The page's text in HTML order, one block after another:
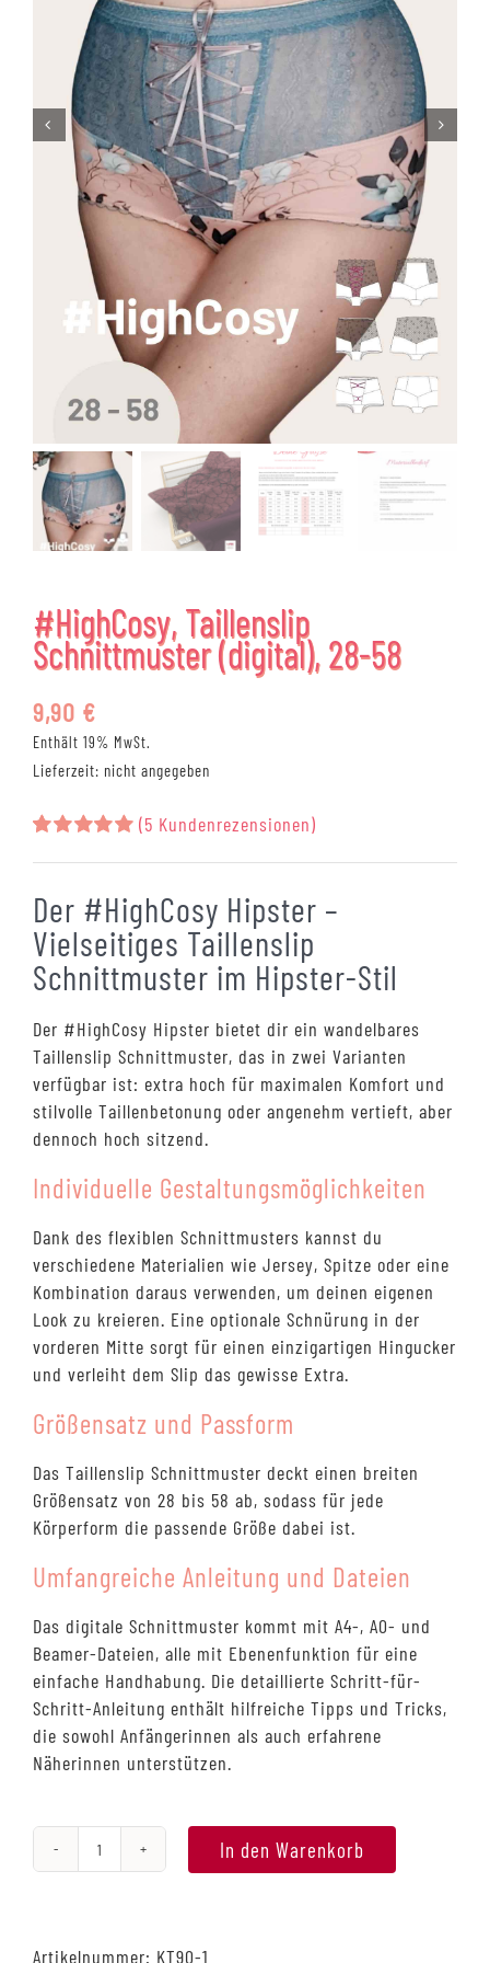
#HighCosy, Taillenslip
Schnittmuster (digital), 28-58
9,90 €
Enthält 19% MwSt.
Lieferzeit: nicht angegeben
basierend
auf
Kundenbewertungen
(5 Kundenrezensionen)
Der #HighCosy Hipster –
Vielseitiges Taillenslip
Schnittmuster im Hipster-Stil
Der #HighCosy Hipster bietet dir ein wandelbares
Taillenslip Schnittmuster, das in zwei Varianten
verfügbar ist: extra hoch für maximalen Komfort und
stilvolle Taillenbetonung oder angenehm vertieft, aber
dennoch hoch sitzend.
Individuelle Gestaltungsmöglichkeiten
Dank des flexiblen Schnittmusters kannst du
verschiedene Materialien wie Jersey, Spitze oder eine
Kombination daraus verwenden, um deinen eigenen
Look zu kreieren. Eine optionale Schnürung in der
vorderen Mitte sorgt für einen einzigartigen Hingucker
und verleiht dem Slip das gewisse Extra.
Größensatz und Passform
Das Taillenslip Schnittmuster deckt einen breiten
Größensatz von 28 bis 58 ab, sodass für jede
Körperform die passende Größe dabei ist.
Umfangreiche Anleitung und Dateien
Das digitale Schnittmuster kommt mit A4-, A0- und
Beamer-Dateien, alle mit Ebenenfunktion für eine
einfache Handhabung. Die detaillierte Schritt-für-
Schritt-Anleitung enthält hilfreiche Tipps und Tricks,
die sowohl Anfängerinnen als auch erfahrene
Näherinnen unterstützen.
#HighCosy,
In den Warenkorb
Artikelnummer: KT90-1